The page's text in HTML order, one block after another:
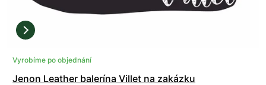
Vyrobíme po objednání
Jenon Leather balerína Villet na zakázku